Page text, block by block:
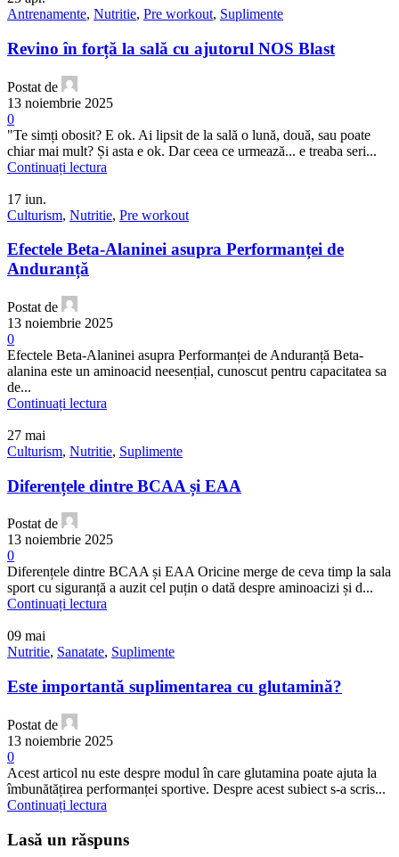
Antrenamente, Nutritie, Pre workout, Suplimente
Revino în forță la sală cu ajutorul NOS Blast
Postat de
13 noiembrie 2025
0
"Te simți obosit? E ok. Ai lipsit de la sală o lună, două, sau poate
chiar mai mult? Și asta e ok. Dar ceea ce urmează... e treaba seri...
Continuați lectura
17 iun.
Culturism, Nutritie, Pre workout
Efectele Beta-Alaninei asupra Performanței de
Anduranță
Postat de
13 noiembrie 2025
0
Efectele Beta-Alaninei asupra Performanței de Anduranță Beta-
alanina este un aminoacid neesențial, cunoscut pentru capacitatea sa
de...
Continuați lectura
27 mai
Culturism, Nutritie, Suplimente
Diferențele dintre BCAA și EAA
Postat de
13 noiembrie 2025
0
Diferențele dintre BCAA și EAA Oricine merge de ceva timp la sala
sport cu siguranță a auzit cel puțin o dată despre aminoacizi și d...
Continuați lectura
09 mai
Nutritie, Sanatate, Suplimente
Este importantă suplimentarea cu glutamină?
Postat de
13 noiembrie 2025
0
Acest articol nu este despre modul în care glutamina poate ajuta la
îmbunătățirea performanței sportive. Despre acest subiect s-a scris...
Continuați lectura
Lasă un răspuns